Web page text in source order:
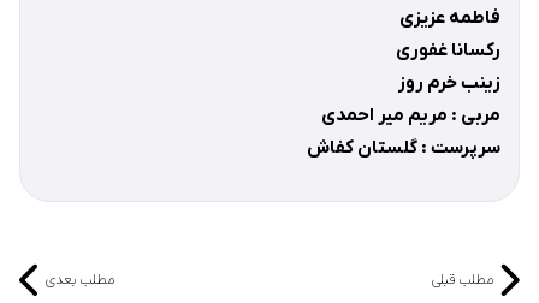
فاطمه عزیزی
رکسانا غفوری
زینب خرم روز
مربی : مریم میر احمدی
سرپرست : گلستان کفاش
مطلب قبلی مطلب بعدی